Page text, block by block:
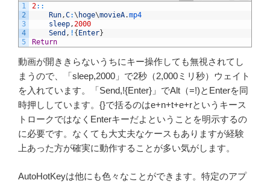
1
2
3
4
5
2::
Run,C:\ hoge\movieA.mp4
sleep,2000
Send , ! { Enter}
Return
動画が開ききらないうちにキー操作しても無視されてし
まうので、「sleep,2000」で2秒（2,000ミリ秒）ウェイト
を入れています。「Send,!{Enter}」でAlt（=!)とEnterを同
時押ししています。{}で括るのはe+n+t+e+rというキース
トロークではなくEnterキーだよということを明示するの
に必要です。なくても大丈夫なケースもありますが経験
上あった方が確実に動作することが多い気がします。
AutoHotKeyは他にも色々なことができます。特定のアプ